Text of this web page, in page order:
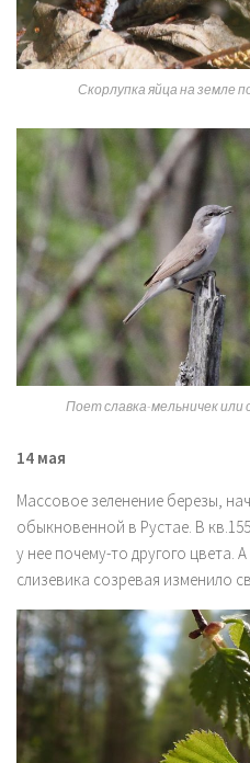
Скорлупка яйца на земле
Поет славка-мельничек или
14 мая
Массовое зеленение березы,
обыкновенной в Рустае. В
у нее почему-то другого цвета.
слизевика созревая изменило